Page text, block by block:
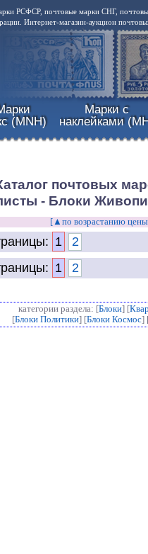
РСФСР, почтовые марки СНГ,
Интернет-магазин-аукцион
(MNH)
Марки с
наклейками
почтовых
- Блоки
[▲по возрастанию
1
2
1 2
категории раздела: [Блоки] [
[Блоки Политики] [Блоки Космос]